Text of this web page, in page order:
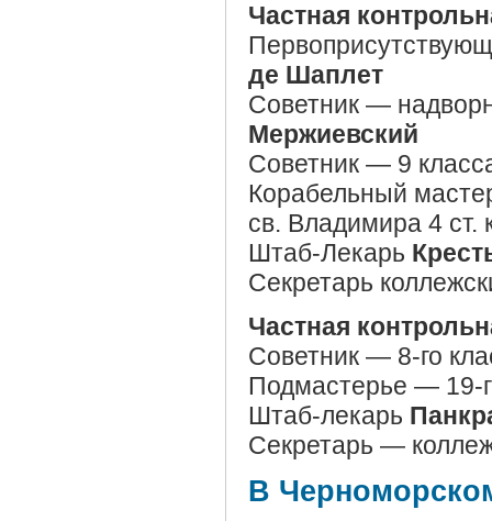
Частная
де Шаплет
Советник —
Мержиевский
Советник — 9
Корабельный
св. Владимира 4 ст.
Штаб-Лекарь
Секретарь
Частная
Советник — 8-го
Подмастерье — 19-
Штаб-лекарь
Секретарь —
В